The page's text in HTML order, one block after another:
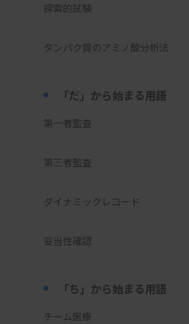
探索的試験
タンパク質のアミノ酸分析法
「だ」から始まる用語
第一者監査
第三者監査
ダイナミックレコード
妥当性確認
「ち」から始まる用語
チーム医療